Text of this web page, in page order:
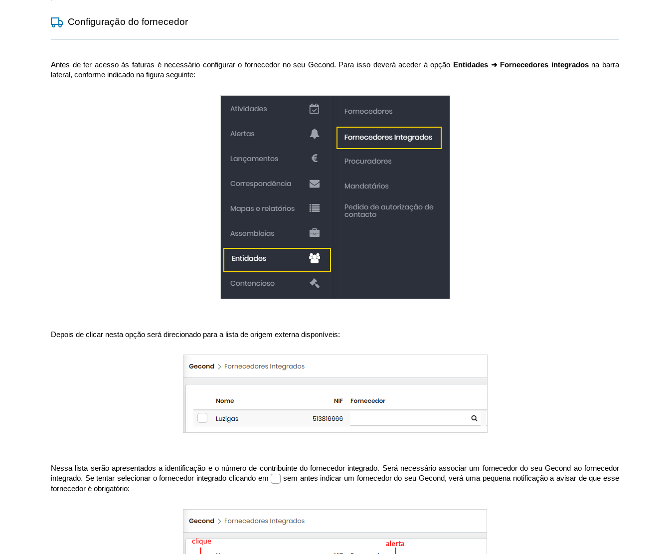
Configuração do fornecedor
Antes de ter acesso às faturas é necessário configurar o fornecedor no seu Gecond. Para isso deverá aceder à opção Entidades ➜ Fornecedores integradosna barra
lateral, conforme indicado na figura seguinte:
Depois de clicar nesta opção será direcionado para a lista de origem externa disponíveis:
Nessa lista serão apresentados a identificação e o número de contribuinte do fornecedor integrado. Será necessário associar um fornecedor do seu Gecond ao fornecedor
integrado. Se tentar selecionar o fornecedor integrado clicando em
sem antes indicar um fornecedor do seu Gecond, verá uma pequena notificação a avisar de que esse
fornecedor é obrigatório: